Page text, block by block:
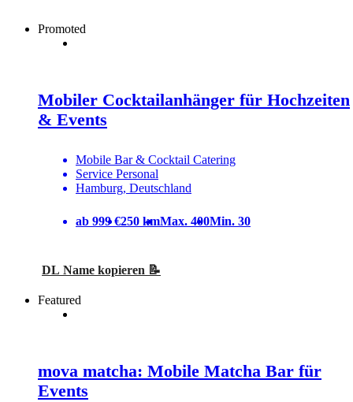
Promoted
Mobiler Cocktailanhänger für Hochzeiten
& Events
Mobile Bar & Cocktail Catering
Service Personal
Hamburg, Deutschland
ab 999 €250 kmMax. 400Min. 30
DL Name kopieren 📝
Featured
mova matcha: Mobile Matcha Bar für
Events